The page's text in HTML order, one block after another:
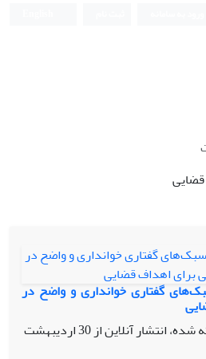
گفتاری خوانداری و واضح در
شده، انتشار آنلاین از
30 اردیبهشت